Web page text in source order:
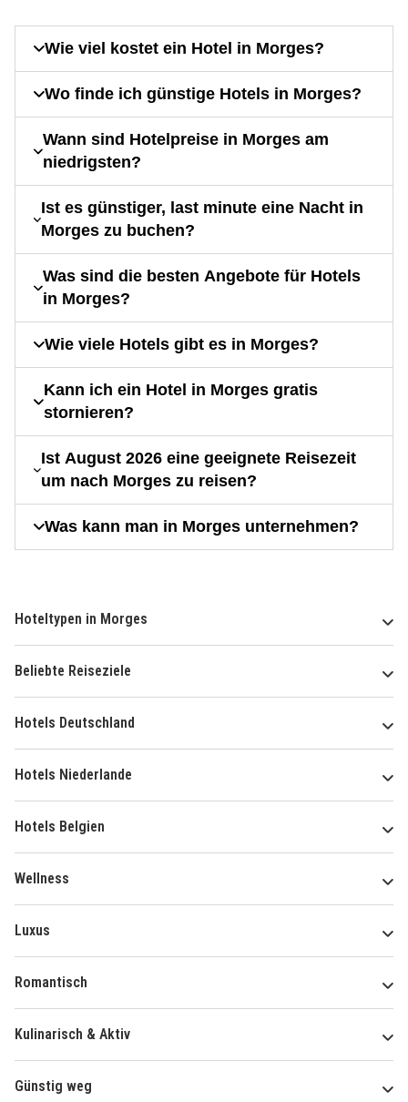
Wie viel kostet ein Hotel in Morges?
Wo finde ich günstige Hotels in Morges?
Wann sind Hotelpreise in Morges am
niedrigsten?
Ist es günstiger, last minute eine Nacht in
Morges zu buchen?
Was sind die besten Angebote für Hotels
in Morges?
Wie viele Hotels gibt es in Morges?
Kann ich ein Hotel in Morges gratis
stornieren?
Ist August 2026 eine geeignete Reisezeit
um nach Morges zu reisen?
Was kann man in Morges unternehmen?
Hoteltypen in Morges
Beliebte Reiseziele
Hotels Deutschland
Hotels Niederlande
Hotels Belgien
Wellness
Luxus
Romantisch
Kulinarisch & Aktiv
Günstig weg